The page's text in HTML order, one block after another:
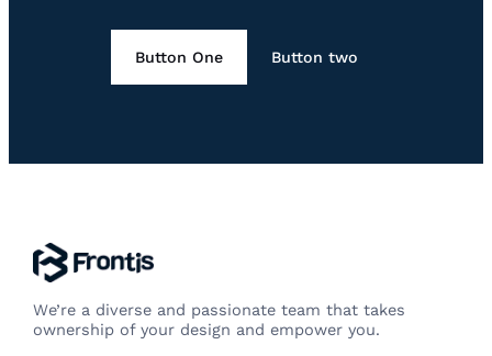
Button One Button two
We’re a diverse and passionate team that takes
ownership of your design and empower you.